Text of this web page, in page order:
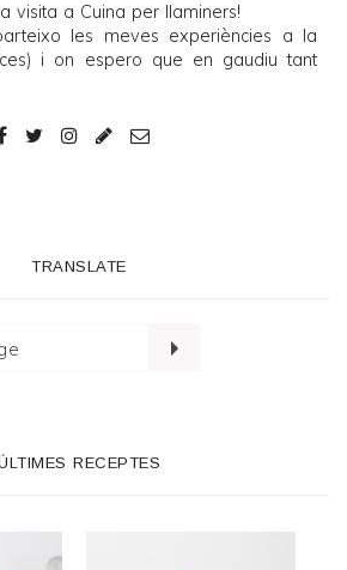
visita a Cuina per llaminers!
les meves experiències a la
i on espero que en gaudiu tant
TRANSLATE
RECEPTES